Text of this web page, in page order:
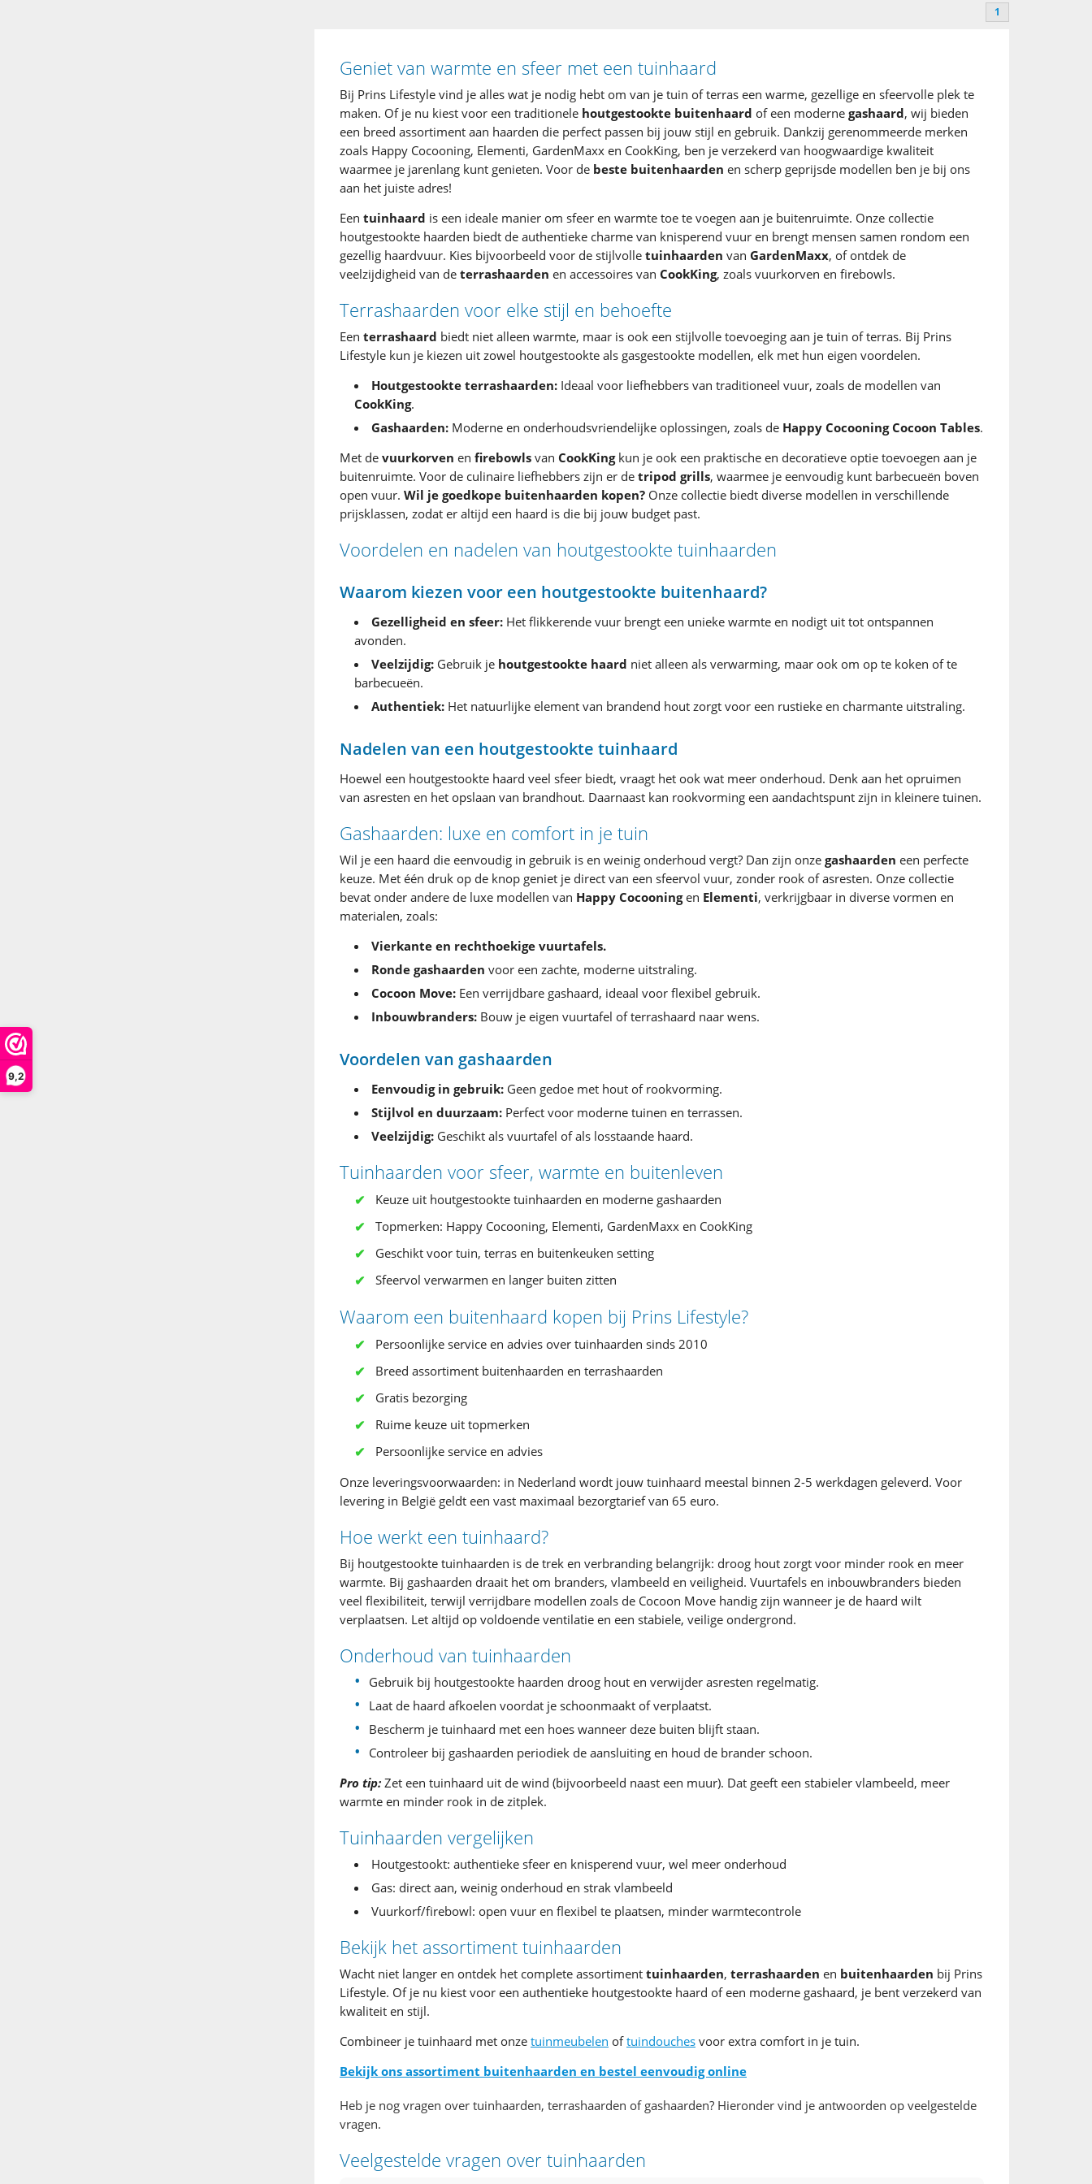
9,2
1
Geniet van warmte en sfeer met een tuinhaard
Bij Prins Lifestyle vind je alles wat je nodig hebt om van je tuin of terras een warme, gezellige en sfeervolle plek te
maken. Of je nu kiest voor een traditionele houtgestookte buitenhaard of een moderne gashaard, wij bieden
een breed assortiment aan haarden die perfect passen bij jouw stijl en gebruik. Dankzij gerenommeerde merken
zoals Happy Cocooning, Elementi, GardenMaxx en CookKing, ben je verzekerd van hoogwaardige kwaliteit
waarmee je jarenlang kunt genieten. Voor de beste buitenhaarden en scherp geprijsde modellen ben je bij ons
aan het juiste adres!
Een tuinhaard is een ideale manier om sfeer en warmte toe te voegen aan je buitenruimte. Onze collectie
houtgestookte haarden biedt de authentieke charme van knisperend vuur en brengt mensen samen rondom een
gezellig haardvuur. Kies bijvoorbeeld voor de stijlvolle tuinhaarden van GardenMaxx, of ontdek de
veelzijdigheid van de terrashaarden en accessoires van CookKing, zoals vuurkorven en firebowls.
Terrashaarden voor elke stijl en behoefte
Een terrashaard biedt niet alleen warmte, maar is ook een stijlvolle toevoeging aan je tuin of terras. Bij Prins
Lifestyle kun je kiezen uit zowel houtgestookte als gasgestookte modellen, elk met hun eigen voordelen.
Houtgestookte terrashaarden: Ideaal voor liefhebbers van traditioneel vuur, zoals de modellen van
CookKing.
Gashaarden: Moderne en onderhoudsvriendelijke oplossingen, zoals de Happy Cocooning Cocoon Tables.
Met de vuurkorven en firebowls van CookKingkun je ook een praktische en decoratieve optie toevoegen aan je
buitenruimte. Voor de culinaire liefhebbers zijn er de tripod grills, waarmee je eenvoudig kunt barbecueën boven
open vuur. Wil je goedkope buitenhaarden kopen? Onze collectie biedt diverse modellen in verschillende
prijsklassen, zodat er altijd een haard is die bij jouw budget past.
Voordelen en nadelen van houtgestookte tuinhaarden
Waarom kiezen voor een houtgestookte buitenhaard?
Gezelligheid en sfeer: Het flikkerende vuur brengt een unieke warmte en nodigt uit tot ontspannen
avonden.
Veelzijdig: Gebruik je houtgestookte haard niet alleen als verwarming, maar ook om op te koken of te
barbecueën.
Authentiek: Het natuurlijke element van brandend hout zorgt voor een rustieke en charmante uitstraling.
Nadelen van een houtgestookte tuinhaard
Hoewel een houtgestookte haard veel sfeer biedt, vraagt het ook wat meer onderhoud. Denk aan het opruimen
van asresten en het opslaan van brandhout. Daarnaast kan rookvorming een aandachtspunt zijn in kleinere tuinen.
Gashaarden: luxe en comfort in je tuin
Wil je een haard die eenvoudig in gebruik is en weinig onderhoud vergt? Dan zijn onze gashaarden een perfecte
keuze. Met één druk op de knop geniet je direct van een sfeervol vuur, zonder rook of asresten. Onze collectie
bevat onder andere de luxe modellen van Happy Cocooningen Elementi, verkrijgbaar in diverse vormen en
materialen, zoals:
Vierkante en rechthoekige vuurtafels.
Ronde gashaarden voor een zachte, moderne uitstraling.
Cocoon Move: Een verrijdbare gashaard, ideaal voor flexibel gebruik.
Inbouwbranders: Bouw je eigen vuurtafel of terrashaard naar wens.
Voordelen van gashaarden
Eenvoudig in gebruik: Geen gedoe met hout of rookvorming.
Stijlvol en duurzaam: Perfect voor moderne tuinen en terrassen.
Veelzijdig: Geschikt als vuurtafel of als losstaande haard.
Tuinhaarden voor sfeer, warmte en buitenleven
Keuze uit houtgestookte tuinhaarden en moderne gashaarden
Topmerken: Happy Cocooning, Elementi, GardenMaxx en CookKing
Geschikt voor tuin, terras en buitenkeuken setting
Sfeervol verwarmen en langer buiten zitten
Waarom een buitenhaard kopen bij Prins Lifestyle?
Persoonlijke service en advies over tuinhaarden sinds 2010
Breed assortiment buitenhaarden en terrashaarden
Gratis bezorging
Ruime keuze uit topmerken
Persoonlijke service en advies
Onze leveringsvoorwaarden: in Nederland wordt jouw tuinhaard meestal binnen 2-5 werkdagen geleverd. Voor
levering in België geldt een vast maximaal bezorgtarief van 65 euro.
Hoe werkt een tuinhaard?
Bij houtgestookte tuinhaarden is de trek en verbranding belangrijk: droog hout zorgt voor minder rook en meer
warmte. Bij gashaarden draait het om branders, vlambeeld en veiligheid. Vuurtafels en inbouwbranders bieden
veel flexibiliteit, terwijl verrijdbare modellen zoals de Cocoon Move handig zijn wanneer je de haard wilt
verplaatsen. Let altijd op voldoende ventilatie en een stabiele, veilige ondergrond.
Onderhoud van tuinhaarden
Gebruik bij houtgestookte haarden droog hout en verwijder asresten regelmatig.
Laat de haard afkoelen voordat je schoonmaakt of verplaatst.
Bescherm je tuinhaard met een hoes wanneer deze buiten blijft staan.
Controleer bij gashaarden periodiek de aansluiting en houd de brander schoon.
Pro tip: Zet een tuinhaard uit de wind (bijvoorbeeld naast een muur). Dat geeft een stabieler vlambeeld, meer
warmte en minder rook in de zitplek.
Tuinhaarden vergelijken
Houtgestookt: authentieke sfeer en knisperend vuur, wel meer onderhoud
Gas: direct aan, weinig onderhoud en strak vlambeeld
Vuurkorf/firebowl: open vuur en flexibel te plaatsen, minder warmtecontrole
Bekijk het assortiment tuinhaarden
Wacht niet langer en ontdek het complete assortiment tuinhaarden, terrashaarden en buitenhaarden bij Prins
Lifestyle. Of je nu kiest voor een authentieke houtgestookte haard of een moderne gashaard, je bent verzekerd van
kwaliteit en stijl.
Combineer je tuinhaard met onze tuinmeubelen oftuindouches voor extra comfort in je tuin.
Bekijk ons assortiment buitenhaarden en bestel eenvoudig online
Heb je nog vragen over tuinhaarden, terrashaarden of gashaarden? Hieronder vind je antwoorden op veelgestelde
vragen.
Veelgestelde vragen over tuinhaarden